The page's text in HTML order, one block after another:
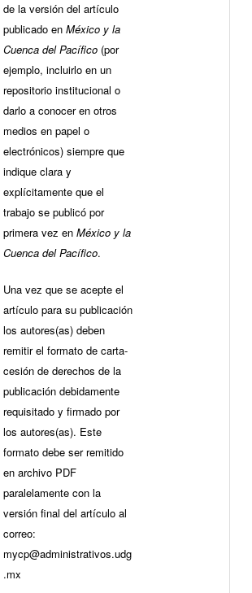
de la versión del artículo
publicado en México y la
Cuenca del Pacífico (por
ejemplo, incluirlo en un
repositorio institucional o
darlo a conocer en otros
medios en papel o
electrónicos) siempre que
indique clara y
explícitamente que el
trabajo se publicó por
primera vez en México y la
Cuenca del Pacífico.
Una vez que se acepte el
artículo para su publicación
los autores(as) deben
remitir el formato de carta-
cesión de derechos de la
publicación debidamente
requisitado y firmado por
los autores(as). Este
formato debe ser remitido
en archivo PDF
paralelamente con la
versión final del artículo al
correo:
mycp@administrativos.udg
.mx